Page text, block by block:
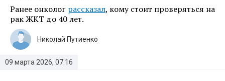
Ранее онколог рассказал, кому стоит проверяться на
рак ЖКТ до 40 лет.
09 марта 2026, 07:16
Николай Путиенко